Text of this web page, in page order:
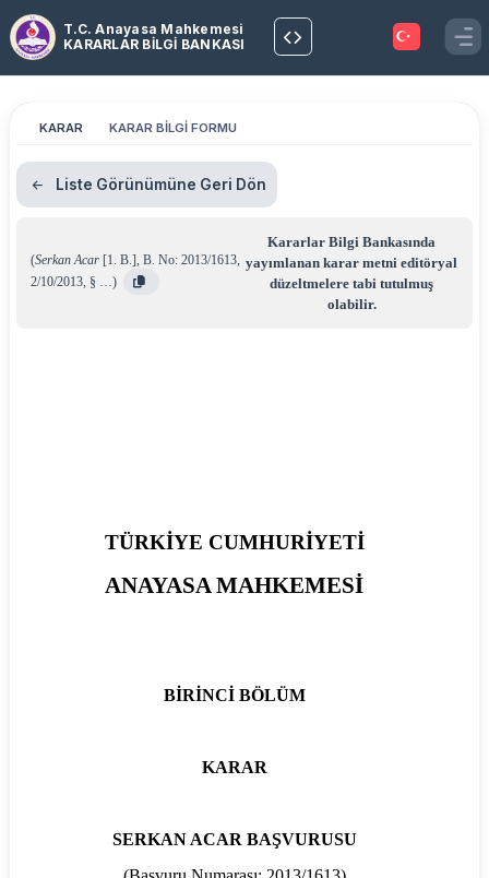
T.C. Anayasa Mahkemesi
KARARLAR BİLGİ BANKASI
KARAR KARAR BİLGİ FORMU
Liste Görünümüne Geri Dön
(Serkan Acar [1. B.], B. No: 2013/1613,
2/10/2013, § …)
Kararlar Bilgi Bankasında
yayımlanan karar metni editöryal
düzeltmelere tabi tutulmuş
olabilir.